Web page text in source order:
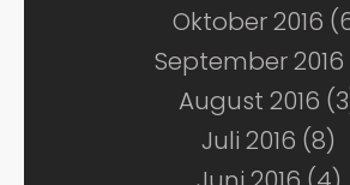
Oktober 2016
September 2016
August 2016
Juli 2016 (8)